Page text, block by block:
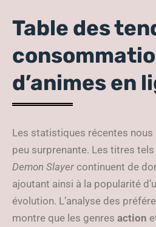
Table des
d’animes en
Les statistiques récentes
peu surprenante. Les titres
Demon Slayer continuent de
ajoutant ainsi à la popularité
évolution. L’analyse des
montre que les genres action